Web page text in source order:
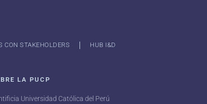
CON STAKEHOLDERS HUB I&D
LA PUCP
Universidad Católica del Perú